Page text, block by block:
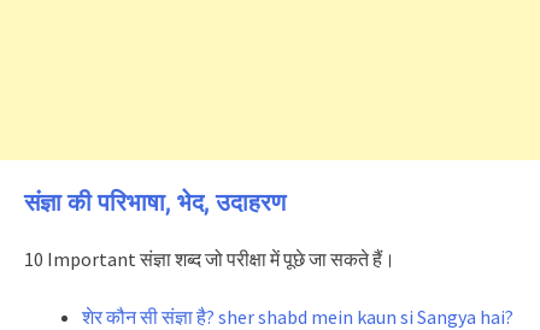
संज्ञा की परिभाषा, भेद, उदाहरण
10 Important संज्ञा शब्द जो परीक्षा में पूछे जा सकते हैं।
शेर कौन सी संज्ञा है? sher shabd mein kaun si Sangya hai?